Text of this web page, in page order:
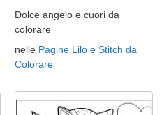
Dolce angelo e cuori da
colorare
nelle Pagine Lilo e Stitch da
Colorare